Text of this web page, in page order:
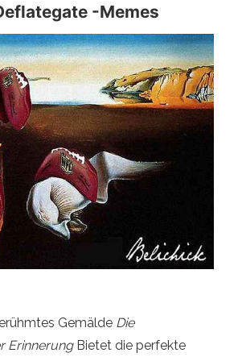
-Memes
Gemälde Die
ErinnerungBietet die perfekte